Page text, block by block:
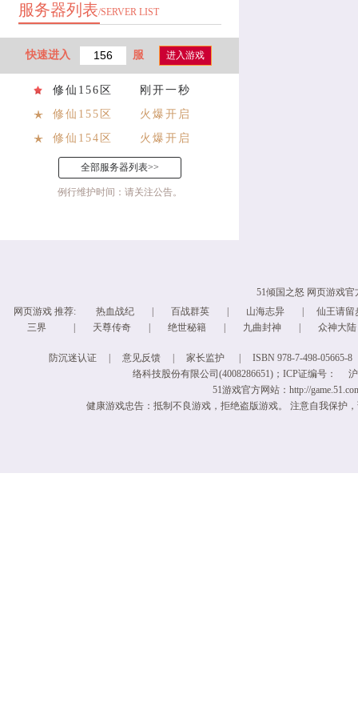
服务器列表/SERVER LIST
快速进入 服 进入游戏
修仙156区
刚开一秒
修仙155区
火爆开启
修仙154区
火爆开启
全部服务器列表>>
例行维护时间：请关注公告。
51倾国之怒 网页游戏
网页游戏 推荐: 热血战纪 百战群英 山海志异
仙王请留
三界
天尊传奇 绝世秘籍 九曲封神 众神大陆
防沉迷认证 意见反馈 家长监护
ISBN 978-7-498-05665-8
络科技股份有限公司(4008286651)；ICP证编号：
51游戏官方网站：http://
健康游戏忠告：抵制不良游戏，拒绝盗版游戏。 注意自我保护